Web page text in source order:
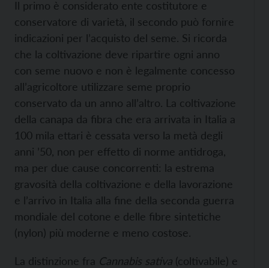
Il primo è considerato ente costitutore e
conservatore di varietà, il secondo può fornire
indicazioni per l’acquisto del seme. Si ricorda
che la coltivazione deve ripartire ogni anno
con seme nuovo e non è legalmente concesso
all’agricoltore utilizzare seme proprio
conservato da un anno all’altro. La coltivazione
della canapa da fibra che era arrivata in Italia a
100 mila ettari è cessata verso la metà degli
anni ’50, non per effetto di norme antidroga,
ma per due cause concorrenti: la estrema
gravosità della coltivazione e della lavorazione
e l’arrivo in Italia alla fine della seconda guerra
mondiale del cotone e delle fibre sintetiche
(nylon) più moderne e meno costose.
La distinzione fra Cannabis sativa (coltivabile) e